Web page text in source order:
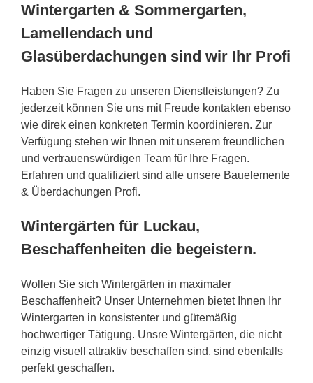
Wintergarten & Sommergarten,
Lamellendach und
Glasüberdachungen sind wir Ihr Profi
Haben Sie Fragen zu unseren Dienstleistungen? Zu
jederzeit können Sie uns mit Freude kontakten ebenso
wie direk einen konkreten Termin koordinieren. Zur
Verfügung stehen wir Ihnen mit unserem freundlichen
und vertrauenswürdigen Team für Ihre Fragen.
Erfahren und qualifiziert sind alle unsere Bauelemente
& Überdachungen Profi.
Wintergärten für Luckau,
Beschaffenheiten die begeistern.
Wollen Sie sich Wintergärten in maximaler
Beschaffenheit? Unser Unternehmen bietet Ihnen Ihr
Wintergarten in konsistenter und gütemäßig
hochwertiger Tätigung. Unsre Wintergärten, die nicht
einzig visuell attraktiv beschaffen sind, sind ebenfalls
perfekt geschaffen.